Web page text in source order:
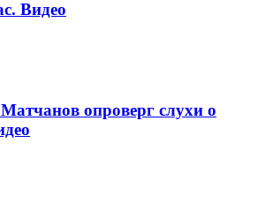
Видео
опроверг слухи о